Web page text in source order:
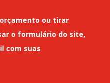
ou tirar
o formulário do site,
com suas